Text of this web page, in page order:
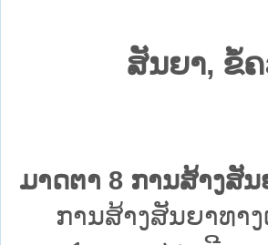
ສັນຍາ, ຂໍ້ຄ
ມາດຕາ 8 ການສ້າງສັນ
ການສ້າງສັນຍາທາງ